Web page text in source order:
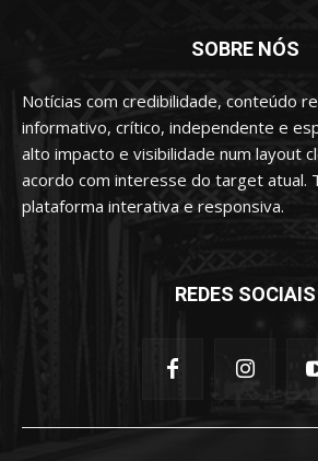
SOBRE NÓS
Notícias com credibilidade, conteúdo
informativo, crítico, independente e
alto impacto e visibilidade num layout
acordo com interesse do target atual.
plataforma interativa e responsiva.
REDES SOCIAIS